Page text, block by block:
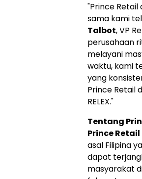
"Prince
sama kami
Talbot, VP
perusahaan
melayani
waktu, kami
yang
Prince Retail
RELEX."
Tentang
Prince
asal Filipina
dapat
masyarakat